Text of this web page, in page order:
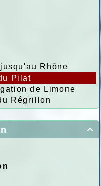
Rhône
Pilat
de Limone
Régrillon
